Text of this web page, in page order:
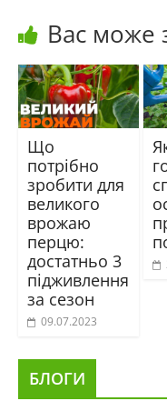
Вас може
Що
потрібно
зробити для
великого
врожаю
перцю:
достатньо 3
підживлення
за сезон
09.07.2023
БЛОГИ